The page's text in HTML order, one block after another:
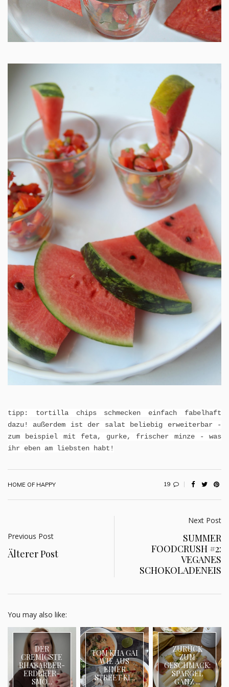
tipp: tortilla chips schmecken einfach fabelhaft
dazu! außerdem ist der salat beliebig erweiterbar -
zum beispiel mit feta, gurke, frischer minze - was
ihr eben am liebsten habt!
HOME OF HAPPY 19
Previous Post
Älterer Post
Next Post
SUMMER
FOODCRUSH #2:
VEGANES
SCHOKOLADENEIS
You may also like:
DER
CREMIGSTE
RHABARBER-
ERDBEER-
SMO...
TOM KHA GAI
WIE AUS
EINER
STREET KI...
ZURÜCK
ZUM
GESCHMACK:
SPARGEL
GANZ ...